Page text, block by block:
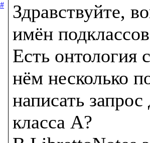
#
Здравствуйте,
имён
Есть онтология
нём несколько
написать
класса А?